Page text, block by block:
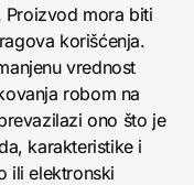
Proizvod mora biti
korišćenja.
vrednost
robom na
ono što je
karakteristike i
ili elektronski